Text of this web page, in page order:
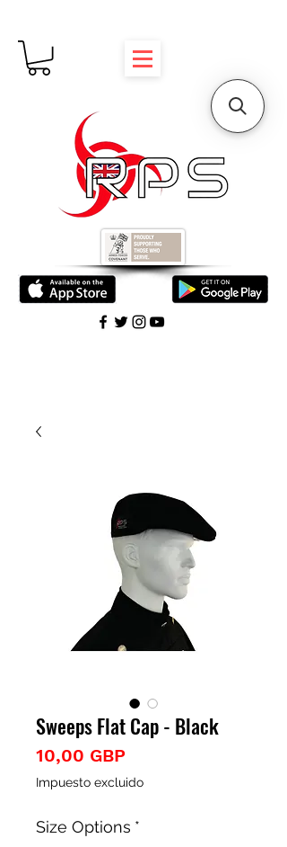
Sweeps Flat Cap - Black
10,00 GBP
Impuesto excluido
Size Options *